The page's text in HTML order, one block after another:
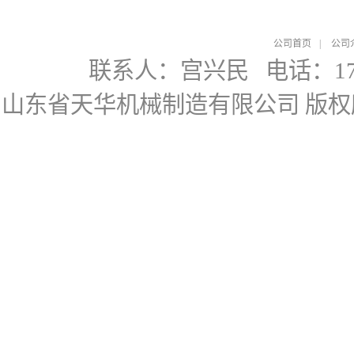
公司首页 公司
联系人：宫兴民 电话：
山东省天华机械制造有限公司 版